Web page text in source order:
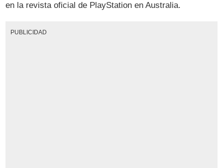
en la revista oficial de PlayStation en Australia.
PUBLICIDAD